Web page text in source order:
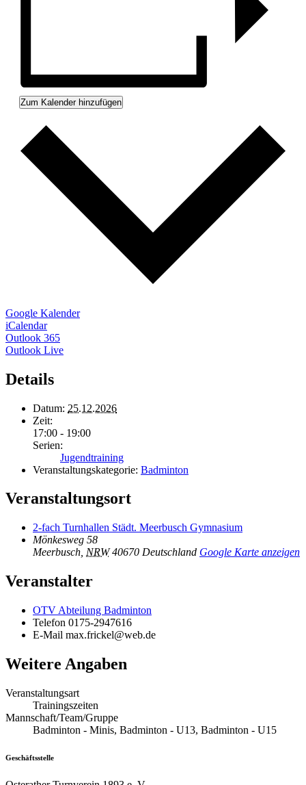
Zum Kalender hinzufügen
Google Kalender
iCalendar
Outlook 365
Outlook Live
Details
Datum: 25.12.2026
Zeit:
17:00 - 19:00
Serien:
Jugendtraining
Veranstaltungskategorie: Badminton
Veranstaltungsort
2-fach Turnhallen Städt. Meerbusch Gymnasium
Mönkesweg 58
Meerbusch NRW 40670 Deutschland Google Karte anzeigen
Veranstalter
OTV Abteilung Badminton
Telefon 0175-2947616
E-Mail max.frickel@web.de
Weitere Angaben
Veranstaltungsart
Trainingszeiten
Mannschaft/Team/Gruppe
Badminton - Minis, Badminton - U13, Badminton - U15
Geschäftsstelle